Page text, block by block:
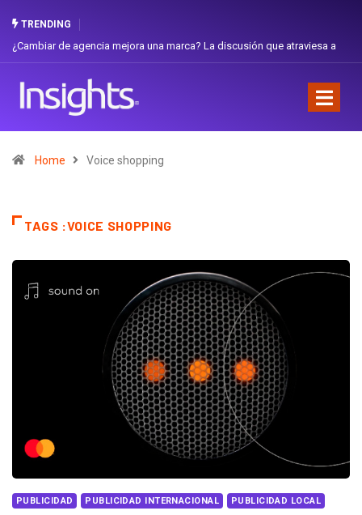
TRENDING
¿Cambiar de agencia mejora una marca? La discusión que atraviesa a
Home Voice shopping
TAGS :VOICE SHOPPING
PUBLICIDAD PUBLICIDAD INTERNACIONAL PUBLICIDAD LOCAL